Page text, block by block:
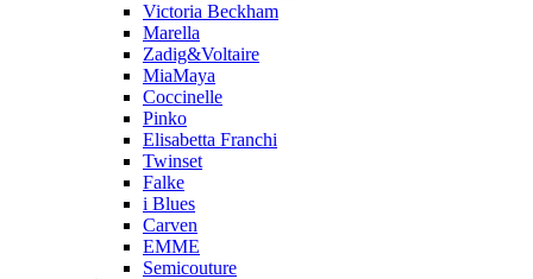
Victoria Beckham
Marella
Zadig&Voltaire
MiaMaya
Coccinelle
Pinko
Elisabetta Franchi
Twinset
Falke
i Blues
Carven
EMME
Semicouture